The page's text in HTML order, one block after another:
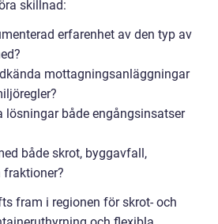
skillnad:
erfarenhet av den typ av
mottagningsanläggningar
lösningar både engångsinsatser
både skrot, byggavfall,
fraktioner?
fram i regionen för skrot- och